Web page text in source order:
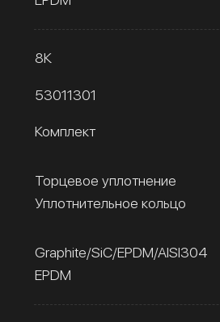
8К
53011301
Комплект
Торцевое уплотнение
Уплотнительное кольцо
Graphite/SiC/EPDM/AISI304
EPDM